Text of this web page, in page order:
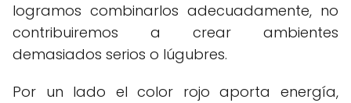
logramos combinarlos adecuadamente, no
contribuiremos a crear ambientes
demasiados serios o lúgubres.
Por un lado el color rojo aporta energía,